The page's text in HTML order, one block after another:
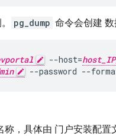
pg_dump 命令会创建 数
--host=
--password --
称，具体由 门户安装配置